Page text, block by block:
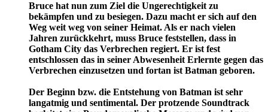
Bruce hat nun zum Ziel die Ungerechtigkeit zu
bekämpfen und zu besiegen. Dazu macht er sich auf den
Weg weit weg von seiner Heimat. Als er nach vielen
Jahren zurückkehrt, muss Bruce feststellen, dass in
Gotham City das Verbrechen regiert. Er ist fest
entschlossen das in seiner Abwesenheit Erlernte gegen das
Verbrechen einzusetzen und fortan ist Batman geboren.
Der Beginn bzw. die Entstehung von Batman ist sehr
langatmig und sentimental. Der protzende Soundtrack